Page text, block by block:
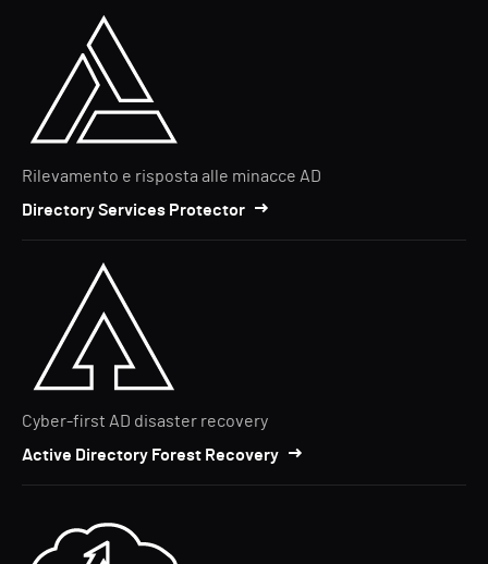
Rilevamento e risposta alle minacce AD
Directory Services Protector
Cyber-first AD disaster recovery
Active Directory Forest Recovery